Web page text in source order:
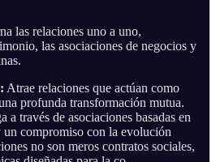
las relaciones uno a uno,
las asociaciones de negocios y
Atrae relaciones que actúan como
profunda transformación mutua.
a través de asociaciones basadas en
compromiso con la evolución
no son meros contratos sociales,